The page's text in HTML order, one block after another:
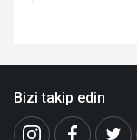
Bizi takip edin